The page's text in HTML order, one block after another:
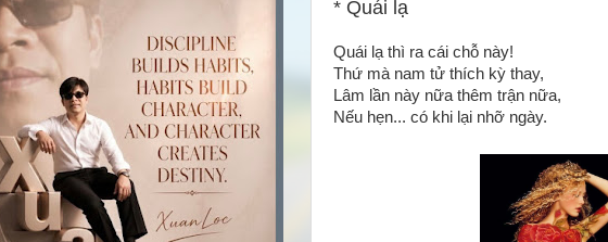
* Quái lạ
Quái lạ thì ra cái chỗ này!
Thứ mà nam tử thích kỳ thay,
Lâm lần này nữa thêm trận nữa,
Nếu hẹn... có khi lại nhỡ ngày.